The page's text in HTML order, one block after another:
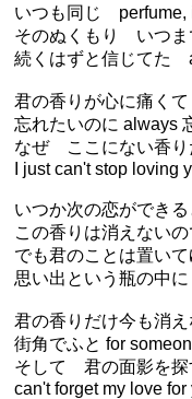
いつも同じ perfume,
そのぬくもり いつま
続くはずと信じてた
君の香りが心に痛くて
忘れたいのに always
なぜ ここにない香り
I just can't stop loving
いつか次の恋ができる
この香りは消えないの
でも君のことは置いて
思い出という瓶の中
君の香りだけ今も消え
街角でふと for
そして 君の面影を探
can't forget my love